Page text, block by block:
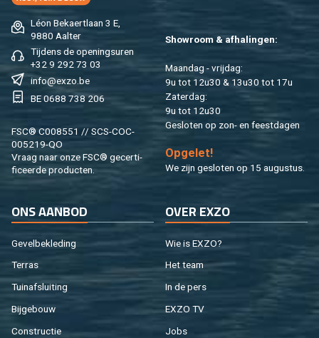
Léon Be­kaert­laan 3 E,
9880 Aal­ter
Tij­dens de ope­nings­uren
+32 9 292 73 03
info@​exzo.​be
BE 0688 738 206
FSC® C008551 // SCS-COC-
005219-QO
Vraag naar onze FSC® ge­cer­ti­
fi­ceer­de pro­duc­ten.
Show­room & af­ha­lin­gen:
Maan­dag - vrij­dag:
9u tot 12u30 & 13u30 tot 17u
Za­ter­dag:
9u tot 12u30
Ge­slo­ten op zon- en feest­da­gen
Op­ge­let!
We zijn ge­slo­ten op 15 au­gus­tus.
ONS AAN­BOD
Ge­vel­be­kle­ding
Ter­ras
Tuin­af­slui­ting
Bij­ge­bouw
Con­struc­tie
OVER EXZO
Wie is EXZO?
Het team
In de pers
EXZO TV
Jobs